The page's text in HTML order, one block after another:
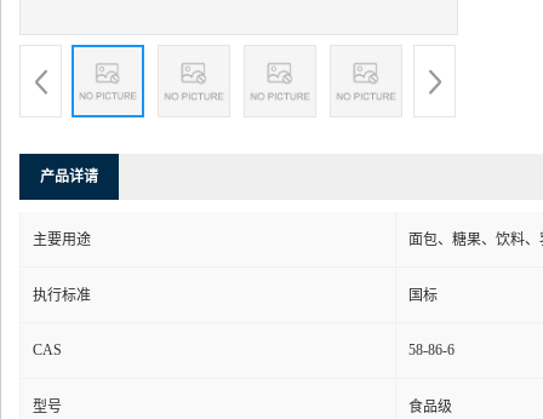
产品详请
主要用途 面包、糖果、饮料
执行标准 国标
CAS 58-86-6
型号 食品级